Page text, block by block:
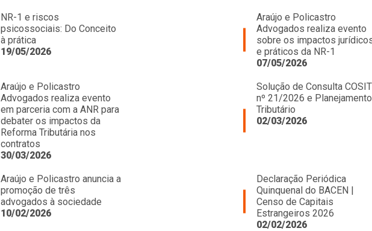
NR-1 e riscos
psicossociais: Do Conceito
à prática
19/05/2026
Araújo e Policastro
Advogados realiza evento
sobre os impactos
e práticos da NR-1
07/05/2026
Araújo e Policastro
Advogados realiza evento
em parceria com a ANR para
debater os impactos da
Reforma Tributária nos
contratos
30/03/2026
Solução de Consulta COSIT
nº 21/2026 e Planejamento
Tributário
02/03/2026
Araújo e Policastro anuncia a
promoção de três
advogados à sociedade
10/02/2026
Declaração Periódica
Quinquenal do BACEN |
Censo de Capitais
Estrangeiros 2026
02/02/2026